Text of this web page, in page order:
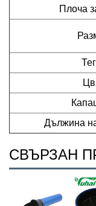
Плоча
Дължина
СВЪРЗАН